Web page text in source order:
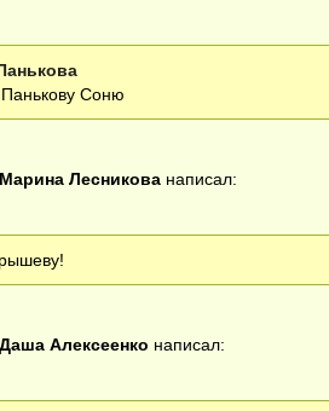
Панькову Соню
Марина Лесникова написал:
Даша Алексеенко написал: